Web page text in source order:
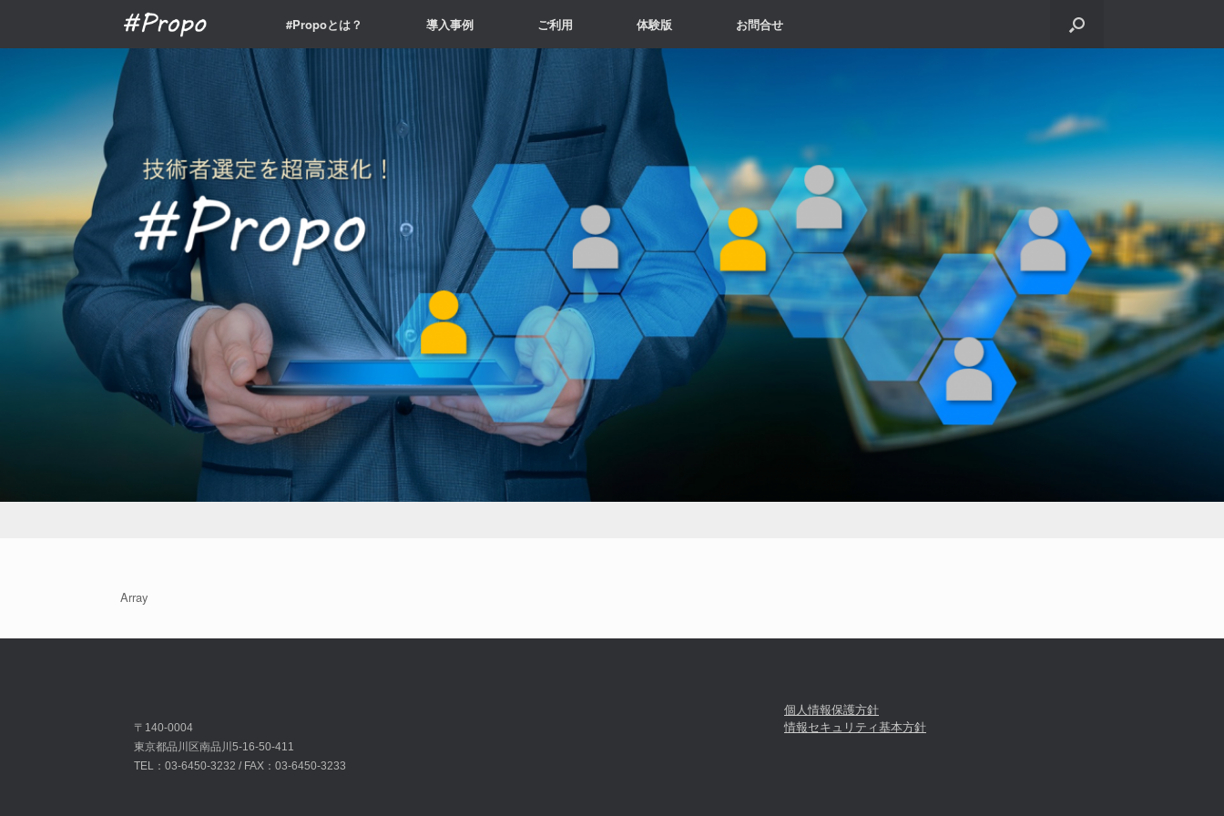
#Propoとは？ 導入事例 ご利用 体験版 お問合せ
Array
〒140-0004
東京都品川区南品川5-16-50-411
TEL：03-6450-3232 / FAX：03-6450-3233
個人情報保護方針
情報セキュリティ基本方針